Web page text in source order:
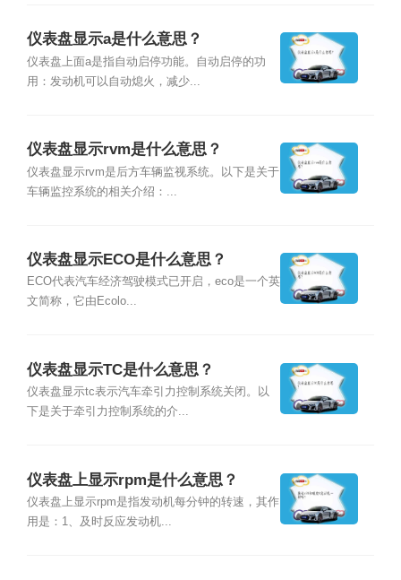
仪表盘显示a是什么意思？
仪表盘上面a是指自动启停功能。自动启停的功
用：发动机可以自动熄火，减少...
仪表盘显示rvm是什么意思？
仪表盘显示rvm是后方车辆监视系统。以下是关于
车辆监控系统的相关介绍：...
仪表盘显示ECO是什么意思？
ECO代表汽车经济驾驶模式已开启，eco是一个英
文简称，它由Ecolo...
仪表盘显示TC是什么意思？
仪表盘显示tc表示汽车牵引力控制系统关闭。以
下是关于牵引力控制系统的介...
仪表盘上显示rpm是什么意思？
仪表盘上显示rpm是指发动机每分钟的转速，其作
用是：1、及时反应发动机...